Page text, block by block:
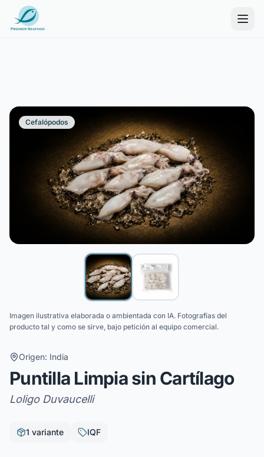
Cefalópodos
Imagen ilustrativa elaborada o ambientada con IA. Fotografías del
producto tal y como se sirve, bajo petición al equipo comercial.
Origen: India
Puntilla Limpia sin Cartílago
Loligo Duvaucelli
1 variante IQF